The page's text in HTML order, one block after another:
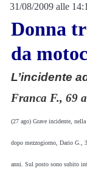
31/08/2009 alle
Donna
da
L’incidente
Franca F., 69
(27 ago) Grave incidente,
dopo mezzogiorno, Dario G.,
anni. Sul posto sono subito